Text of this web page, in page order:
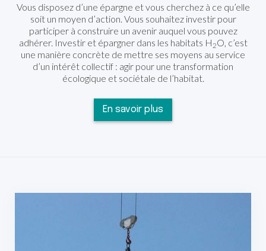
Vous disposez d’une épargne et vous cherchez à ce qu’elle
soit un moyen d’action. Vous souhaitez investir pour
participer à construire un avenir auquel vous pouvez
adhérer. Investir et épargner dans les habitats H 2O, c’est
une manière concrète de mettre ses moyens au service
d’un intérêt collectif : agir pour une transformation
écologique et sociétale de l’habitat.
En savoir plus